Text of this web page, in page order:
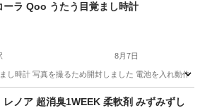
コカ・コーラ Qoo うたう目覚まし時計
8月7日
し時計 写真を撮るため開封しました 電池を入れ動作
ノベルティグッズ Qoo
レノア 超消臭1WEEK 柔軟剤 みずみずし